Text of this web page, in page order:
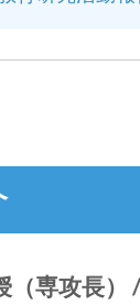
専攻長） /